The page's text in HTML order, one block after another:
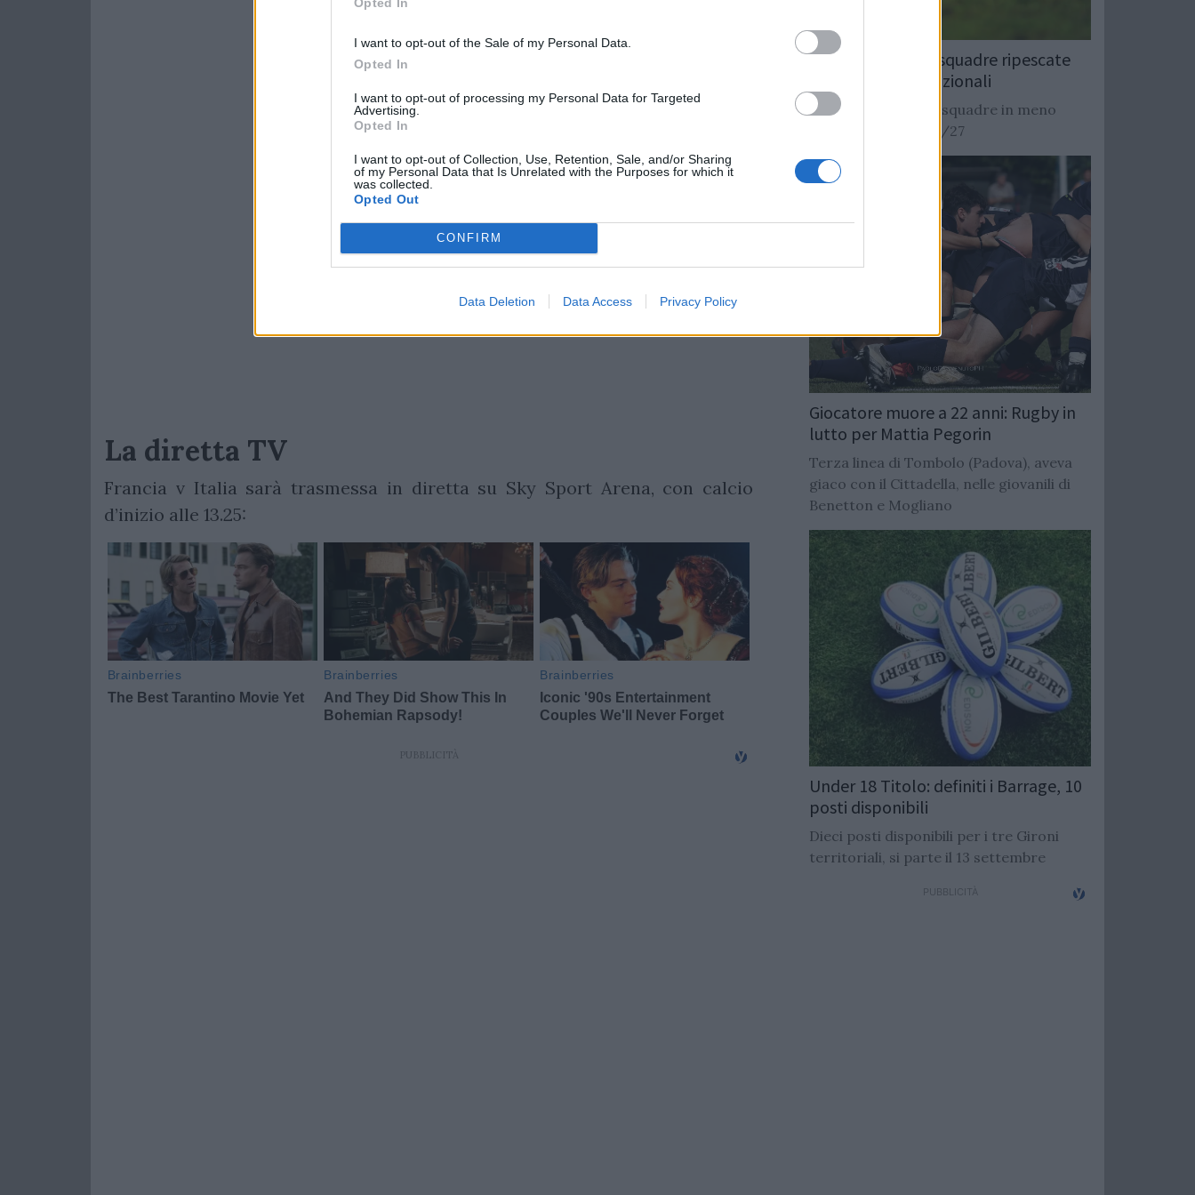
I want to opt-out of the Sale of my Personal Data.
Opted In
I want to opt-out of processing my Personal Data for Targeted
Advertising.
Opted In
I want to opt-out of Collection, Use, Retention, Sale, and/or Sharing
of my Personal Data that Is Unrelated with the Purposes for which it
was collected.
Opted Out
CONFIRM
Data Deletion Data Access Privacy Policy
La diretta TV
Francia v Italia sarà trasmessa in diretta su Sky Sport Arena, con calcio
d’inizio alle 13.25:
Rugby: Record di squadre ripescate
nei campionati nazionali
Si stimano oltre 20 squadre in meno
dalla stagione 2026/27
Giocatore muore a 22 anni: Rugby in
lutto per Mattia Pegorin
Terza linea di Tombolo (Padova), aveva
giaco con il Cittadella, nelle giovanili di
Benetton e Mogliano
Under 18 Titolo: definiti i Barrage, 10
posti disponibili
Dieci posti disponibili per i tre Gironi
territoriali, si parte il 13 settembre